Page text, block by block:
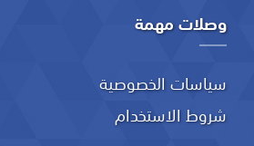
وصلات مهمة
سياسات الخصوصية
شروط الاستخدام